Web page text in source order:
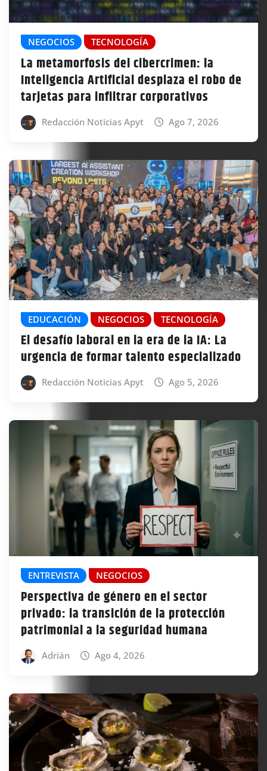
NEGOCIOS TECNOLOGÍA
La metamorfosis del cibercrimen: la
Inteligencia Artificial desplaza el robo de
tarjetas para infiltrar corporativos
Redacción Noticias Apyt Ago 7, 2026
EDUCACIÓN NEGOCIOS TECNOLOGÍA
El desafío laboral en la era de la IA: La
urgencia de formar talento especializado
Redacción Noticias Apyt Ago 5, 2026
ENTREVISTA NEGOCIOS
Perspectiva de género en el sector
privado: la transición de la protección
patrimonial a la seguridad humana
Adrián Ago 4, 2026